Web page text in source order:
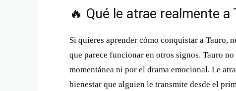
🔥 Qué le atrae realmente a
Si quieres aprender cómo conquistar a Tauro,
que parece funcionar en otros signos. Tauro
momentánea ni por el drama emocional. Le
bienestar que alguien le transmite desde el